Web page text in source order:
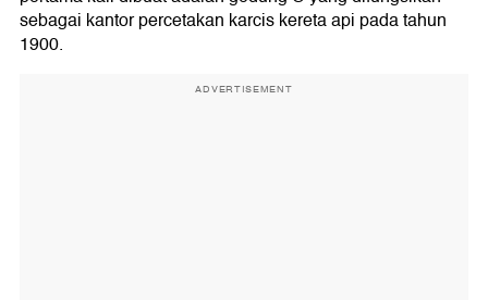
sebagai kantor percetakan karcis kereta api pada tahun
1900.
ADVERTISEMENT